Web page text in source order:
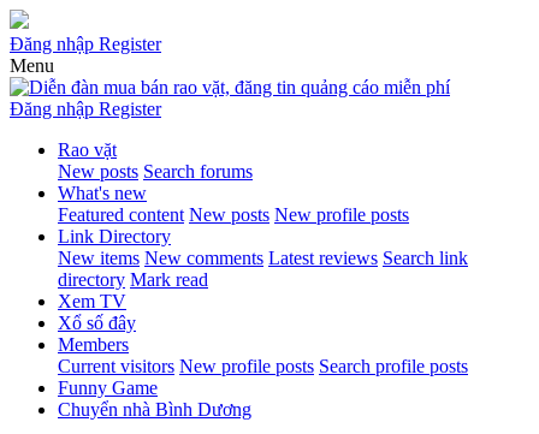
Đăng nhập Register
Menu
Đăng nhập Register
Rao vặt
New posts Search forums
What's new
Featured content New posts New profile posts
Link Directory
New items New comments Latest reviews Search link
directory Mark read
Xem TV
Xổ số đây
Members
Current visitors New profile posts Search profile posts
Funny Game
Chuyển nhà Bình Dương